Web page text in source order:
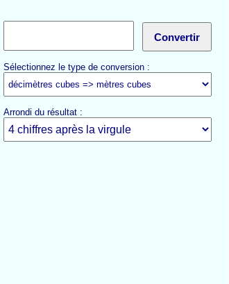
Sélectionnez le type de conversion :
Arrondi du résultat :